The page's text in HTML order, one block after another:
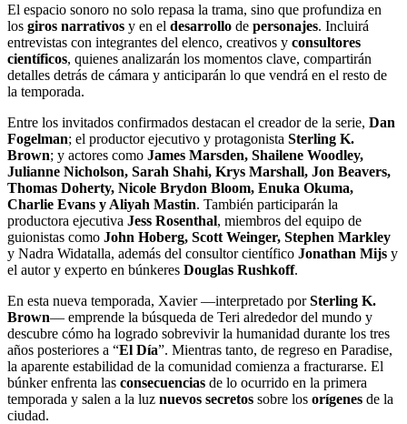
El espacio sonoro no solo repasa la trama, sino que profundiza en
los giros narrativos y en el desarrollo de personajes. Incluirá
entrevistas con integrantes del elenco, creativos y consultores
científicos, quienes analizarán los momentos clave, compartirán
detalles detrás de cámara y anticiparán lo que vendrá en el resto de
la temporada.
Entre los invitados confirmados destacan el creador de la serie, Dan
Fogelman; el productor ejecutivo y protagonista Sterling K.
Brown; y actores como James Marsden, Shailene Woodley,
Julianne Nicholson, Sarah Shahi, Krys Marshall, Jon Beavers,
Thomas Doherty, Nicole Brydon Bloom, Enuka Okuma,
Charlie Evans y Aliyah Mastin. También participarán la
productora ejecutiva Jess Rosenthal, miembros del equipo de
guionistas como John Hoberg, Scott Weinger, Stephen Markley
y Nadra Widatalla, además del consultor científico Jonathan Mijs y
el autor y experto en búnkeres Douglas Rushkoff.
En esta nueva temporada, Xavier —interpretado porSterling K.
Brown— emprende la búsqueda de Teri alrededor del mundo y
descubre cómo ha logrado sobrevivir la humanidad durante los tres
años posteriores a “El Día”. Mientras tanto, de regreso en Paradise,
la aparente estabilidad de la comunidad comienza a fracturarse. El
búnker enfrenta las consecuencias de lo ocurrido en la primera
temporada y salen a la luz nuevos secretos sobre los orígenes de la
ciudad.